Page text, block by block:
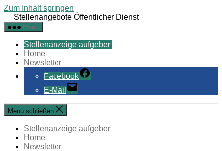
Zum Inhalt springen
Stellenangebote Öffentlicher Dienst
Menü
Stellenanzeige aufgeben
Home
Newsletter
Facebook
E-Mail
Menü schließen
Stellenanzeige aufgeben
Home
Newsletter